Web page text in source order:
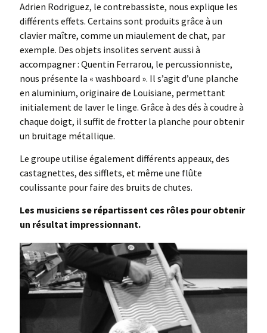
Adrien Rodriguez, le contrebassiste, nous explique les
différents effets. Certains sont produits grâce à un
clavier maître, comme un miaulement de chat, par
exemple. Des objets insolites servent aussi à
accompagner : Quentin Ferrarou, le percussionniste,
nous présente la « washboard ». Il s’agit d’une planche
en aluminium, originaire de Louisiane, permettant
initialement de laver le linge. Grâce à des dés à coudre à
chaque doigt, il suffit de frotter la planche pour obtenir
un bruitage métallique.
Le groupe utilise également différents appeaux, des
castagnettes, des sifflets, et même une flûte
coulissante pour faire des bruits de chutes.
Les musiciens se répartissent ces rôles pour obtenir
un résultat impressionnant.